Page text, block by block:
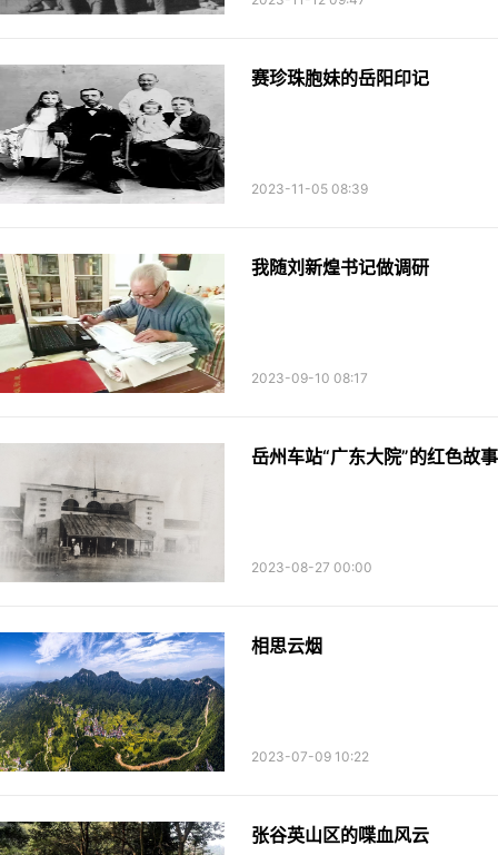
赛珍珠胞妹的岳阳印记
2023-11-05 08:39
我随刘新煌书记做调研
2023-09-10 08:17
岳州车站“广东大院”的红色故事
2023-08-27 00:00
相思云烟
2023-07-09 10:22
张谷英山区的喋血风云